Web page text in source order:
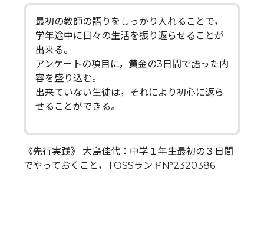
最初の教師の語りをしっかり入れることで，
学年途中に日々の生活を振り返らせることが
出来る。
アンケートの項目に，黄金の3日間で語った内
容を盛り込む。
出来ていない生徒は，それにより初心に返ら
せることができる。
《先行実践》 大島佳代：中学１年生最初の３日間
でやっておくこと，TOSSランド№2320386